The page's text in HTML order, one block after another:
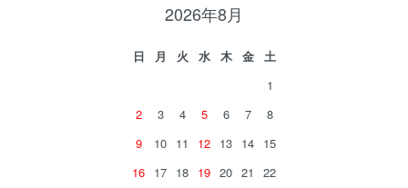
2026年8月
日 月 火 水 木 金
土
1
2
3 4 5 6 7
8
9
10 11 12 13 14 15
16 17 18 19 20 21
22